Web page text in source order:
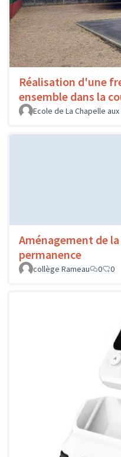
Réalisation d'une
ensemble dans la
Ecole de La Chapelle aux
Aménagement de
permanence
collège Rameau
0 0